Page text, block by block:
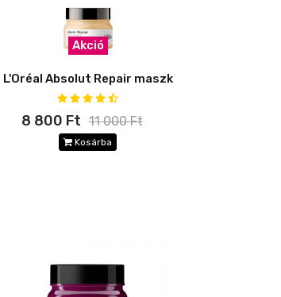
Akció
L'Oréal Absolut Repair maszk
8 800 Ft 11 000 Ft
Kosárba